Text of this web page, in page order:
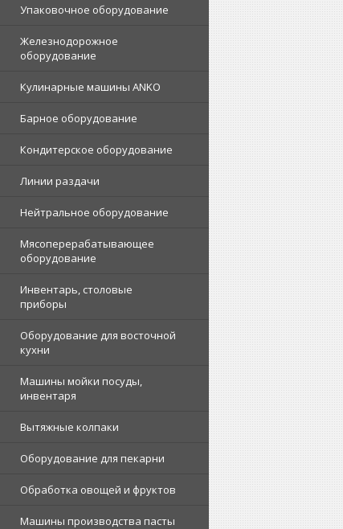
Упаковочное оборудование
Железнодорожное
оборудование
Кулинарные машины ANKO
Барное оборудование
Кондитерское оборудование
Линии раздачи
Нейтральное оборудование
Мясоперерабатывающее
оборудование
Инвентарь, столовые
приборы
Оборудование для восточной
кухни
Машины мойки посуды,
инвентаря
Вытяжные колпаки
Оборудование для пекарни
Обработка овощей и фруктов
Машины производства пасты